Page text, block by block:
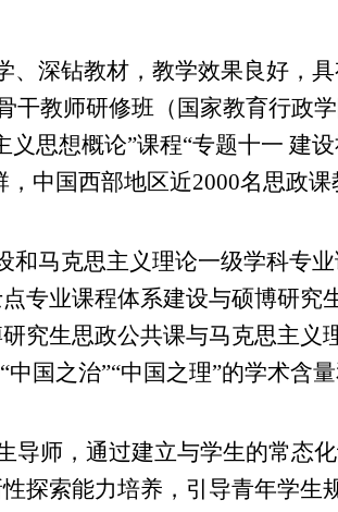
深钻教材，教学效果良好，
干教师研修班（国家教育行政
思想概论”课程“专题十一 建
中国西部地区近2000名思政
马克思主义理论一级学科专
专业课程体系建设与硕博研究
究生思政公共课与马克思主义
国之治”“中国之理”的学术含
导师，通过建立与学生的常态
探索能力培养，引导青年学生